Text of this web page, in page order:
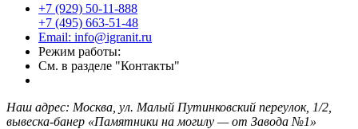
+7 (929) 50-11-888
+7 (495) 663-51-48
Email: info@igranit.ru
Режим работы:
См. в разделе "Контакты"
Наш адрес: Москва, ул. Малый Путинковский переулок, 1/2,
вывеска-банер «Памятники на могилу — от Завода №1»